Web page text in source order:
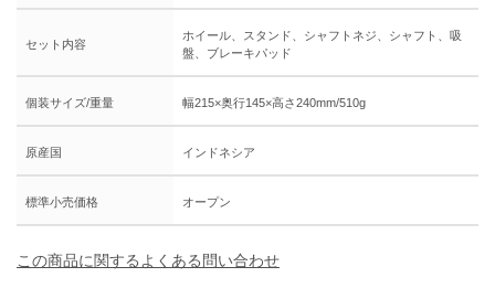
セット内容
ホイール、スタンド、シャフトネジ、シャフト、吸
盤、ブレーキパッド
個装サイズ/重量 幅215×奥行145×高さ240mm/510g
原産国 インドネシア
標準小売価格 オープン
この商品に関するよくある問い合わせ